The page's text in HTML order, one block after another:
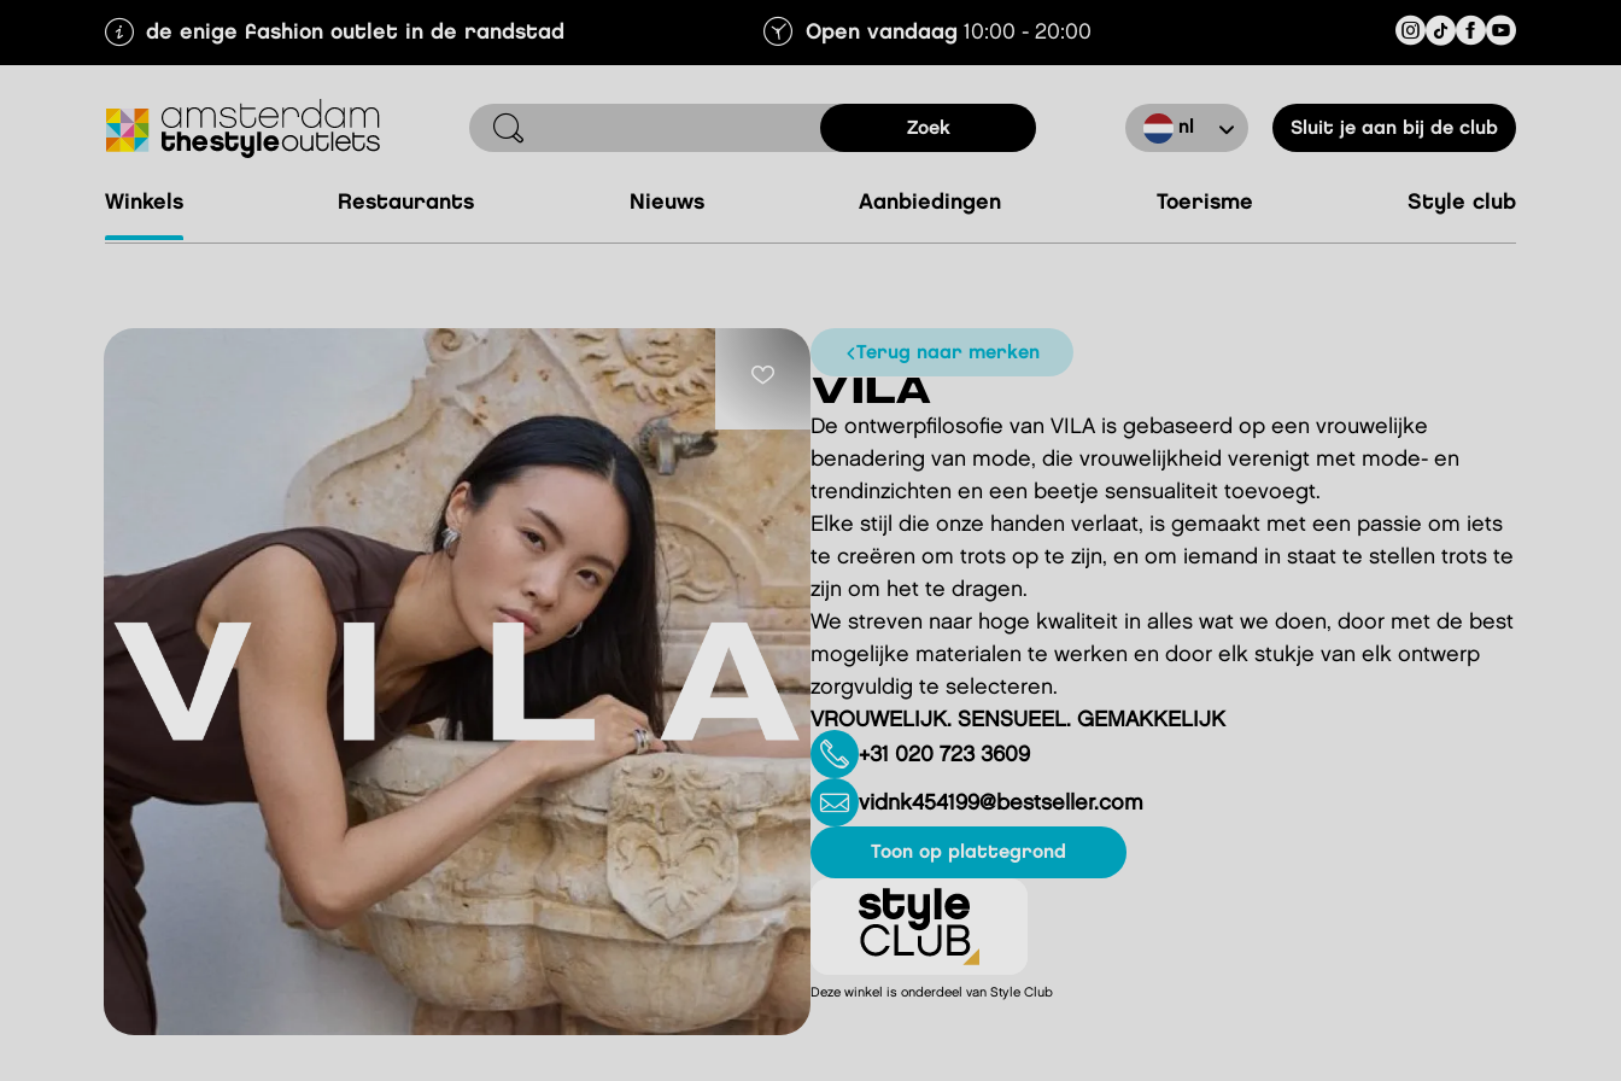
de enige fashion outlet in de randstad Open vandaag 10:00 - 20:00
zoek nl Sluit je aan bij de club
winkels restaurants nieuws aanbiedingen toerisme style club
terug naar merken
VILA
De ontwerpfilosofie van VILA is gebaseerd op een vrouwelijke
benadering van mode, die vrouwelijkheid verenigt met mode- en
trendinzichten en een beetje sensualiteit toevoegt.
Elke stijl die onze handen verlaat, is gemaakt met een passie om iets
te creëren om trots op te zijn, en om iemand in staat te stellen trots te
zijn om het te dragen.
We streven naar hoge kwaliteit in alles wat we doen, door met de best
mogelijke materialen te werken en door elk stukje van elk ontwerp
zorgvuldig te selecteren.
VROUWELIJK. SENSUEEL. GEMAKKELIJK
+31 020 723 3609
vidnk454199@bestseller.com
Toon op plattegrond
Deze winkel is onderdeel van Style Club